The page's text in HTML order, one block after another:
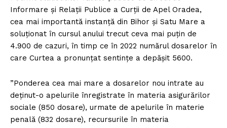
Informare și Relații Publice a Curții de Apel Oradea,
cea mai importantă instanță din Bihor și Satu Mare a
soluționat în cursul anului trecut ceva mai puțin de
4.900 de cazuri, în timp ce în 2022 numărul dosarelor în
care Curtea a pronunțat sentințe a depășit 5600.
”Ponderea cea mai mare a dosarelor nou intrate au
deținut-o apelurile înregistrate în materia asigurărilor
sociale (850 dosare), urmate de apelurile în materie
penală (832 dosare), recursurile în materia